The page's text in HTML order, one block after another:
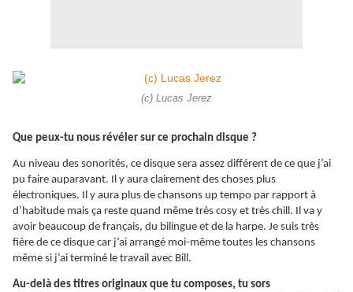
(c) Lucas Jerez
Que peux-tu nous révéler sur ce prochain disque ?
Au niveau des sonorités, ce disque sera assez différent de ce que j’ai
pu faire auparavant. Il y aura clairement des choses plus
électroniques. Il y aura plus de chansons up tempo par rapport à
d’habitude mais ça reste quand même très cosy et très chill. Il va y
avoir beaucoup de français, du bilingue et de la harpe. Je suis très
fière de ce disque car j’ai arrangé moi-même toutes les chansons
même si j’ai terminé le travail avec Bill.
Au-delà des titres originaux que tu composes, tu sors